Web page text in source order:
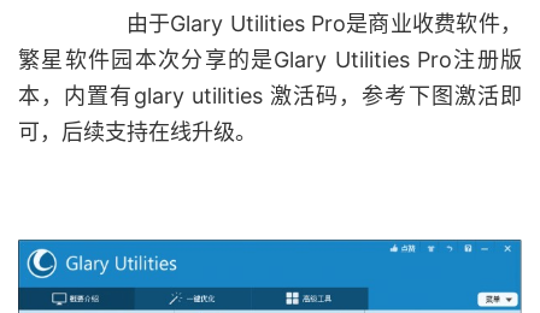
由于Glary Utilities Pro是商业收费软件，
繁星软件园本次分享的是Glary Utilities Pro注册版
本，内置有glary utilities 激活码，参考下图激活即
可，后续支持在线升级。